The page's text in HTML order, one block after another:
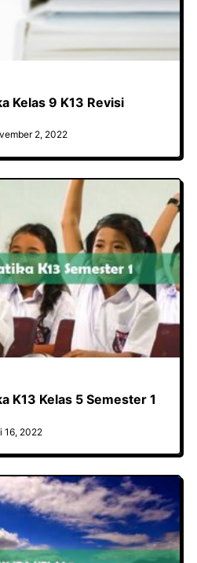
Kelas 9 K13 Revisi
2, 2022
K13 Kelas 5 Semester 1
16, 2022